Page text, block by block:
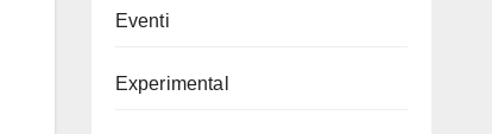
Eventi
Experimental